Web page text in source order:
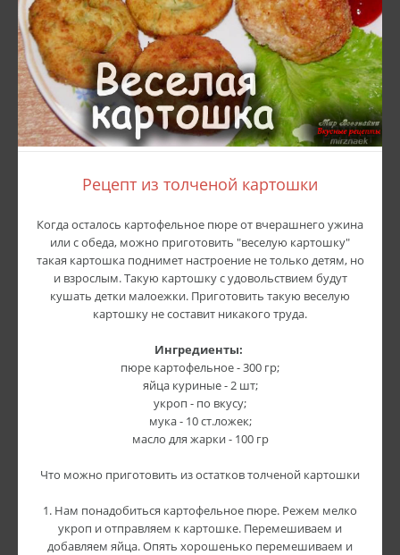
Рецепт из толченой картошки
Когда осталось картофельное пюре от вчерашнего ужина
или с обеда, можно приготовить "веселую картошку"
такая картошка поднимет настроение не только детям, но
и взрослым. Такую картошку с удовольствием будут
кушать детки малоежки. Приготовить такую веселую
картошку не составит никакого труда.
Ингредиенты:
пюре картофельное - 300 гр;
яйца куриные - 2 шт;
укроп - по вкусу;
мука - 10 ст.ложек;
масло для жарки - 100 гр
Что можно приготовить из остатков толченой картошки
1. Нам понадобиться картофельное пюре. Режем мелко
укроп и отправляем к картошке. Перемешиваем и
добавляем яйца. Опять хорошенько перемешиваем и